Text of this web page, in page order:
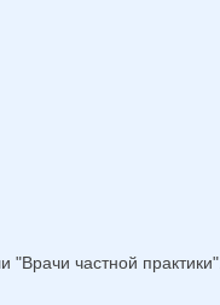
частной практики".